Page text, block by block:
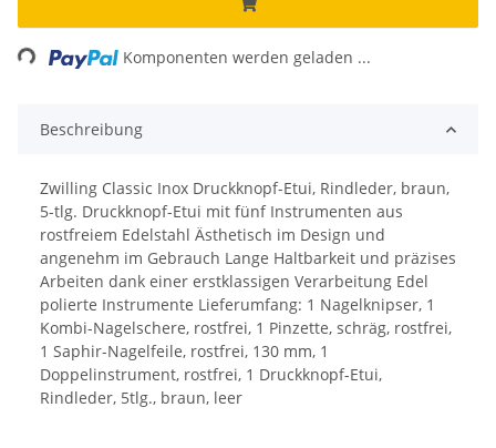
Komponenten werden geladen ...
Beschreibung
Zwilling Classic Inox Druckknopf-Etui, Rindleder, braun,
5-tlg. Druckknopf-Etui mit fünf Instrumenten aus
rostfreiem Edelstahl Ästhetisch im Design und
angenehm im Gebrauch Lange Haltbarkeit und präzises
Arbeiten dank einer erstklassigen Verarbeitung Edel
polierte Instrumente Lieferumfang: 1 Nagelknipser, 1
Kombi-Nagelschere, rostfrei, 1 Pinzette, schräg, rostfrei,
1 Saphir-Nagelfeile, rostfrei, 130 mm, 1
Doppelinstrument, rostfrei, 1 Druckknopf-Etui,
Rindleder, 5tlg., braun, leer